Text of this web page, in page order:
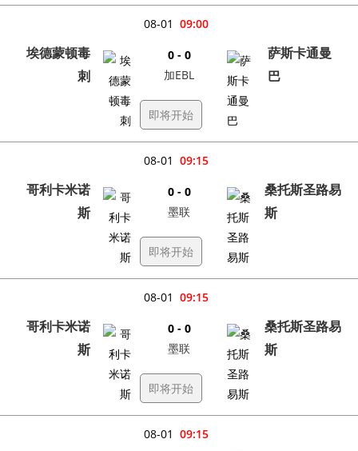
09:00
08-01
埃德蒙顿毒
刺
0 - 0
加EBL
萨斯卡通曼
巴
即将开始
09:15
08-01
哥利卡米诺
斯
0 - 0
墨联
桑托斯圣路易
斯
即将开始
09:15
08-01
哥利卡米诺
斯
0 - 0
墨联
桑托斯圣路易
斯
即将开始
09:15
08-01